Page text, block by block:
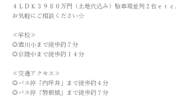
４ＬＤＫ３９８０万円（土地代込み）駐車場並列２台ｅｔｃ．
お気軽にご相談ください☆
≪学校≫
◎壺川小まで徒歩約７分
◎京陵中まで徒歩約１４分
≪交通アクセス≫
◎バス停「内坪井」まで徒歩約４分
◎バス停「磐根橋」まで徒歩約７分